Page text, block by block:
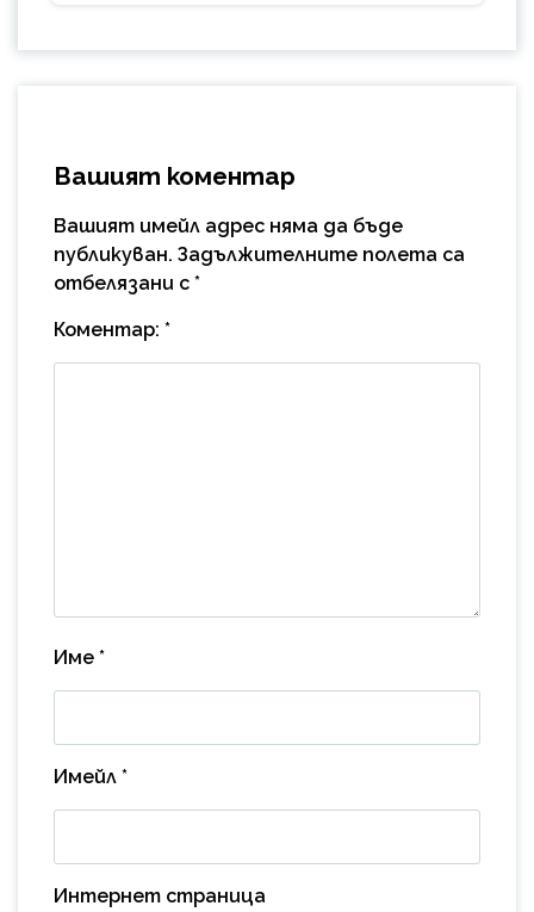
Вашият коментар
Вашият имейл адрес няма да бъде
публикуван. Задължителните полета са
отбелязани с *
Коментар: *
Име *
Имейл *
Интернет страница